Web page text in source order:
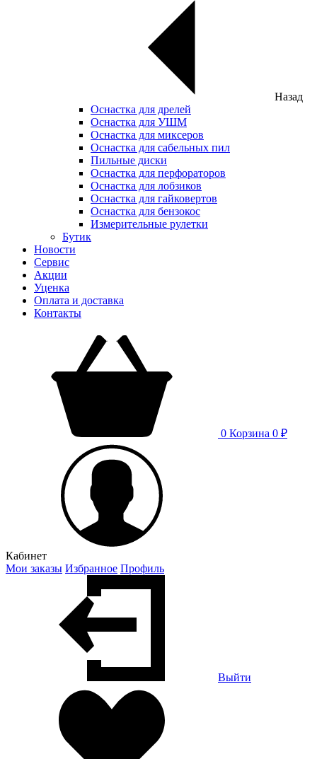
Назад
Оснастка для дрелей
Оснастка для УШМ
Оснастка для миксеров
Оснастка для сабельных пил
Пильные диски
Оснастка для перфораторов
Оснастка для лобзиков
Оснастка для гайковертов
Оснастка для бензокос
Измерительные рулетки
Бутик
Новости
Сервис
Акции
Уценка
Оплата и доставка
Контакты
0 Корзина 0 ₽
Кабинет
Мои заказы Избранное Профиль
Выйти